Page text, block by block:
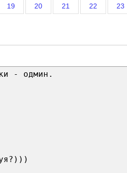
19 20 21 22 23
- одмин.